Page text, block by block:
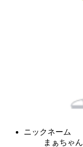
ニックネーム
まぁちゃん